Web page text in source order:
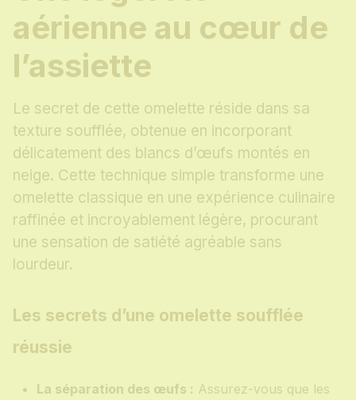
aérienne au cœur de
l’assiette
Le secret de cette omelette réside dans sa
texture soufflée, obtenue en incorporant
délicatement des blancs d’œufs montés en
neige. Cette technique simple transforme une
omelette classique en une expérience culinaire
raffinée et incroyablement légère, procurant
une sensation de satiété agréable sans
lourdeur.
Les secrets d’une omelette soufflée
réussie
La séparation des œufs : Assurez-vous que les